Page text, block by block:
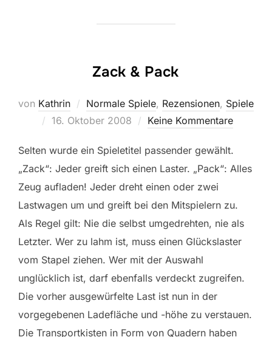
Zack & Pack
von Kathrin Normale Spiele, Rezensionen, Spiele
Veröffentlicht
16. Oktober 2008 Keine Kommentare
Selten wurde ein Spieletitel passender gewählt.
„Zack“: Jeder greift sich einen Laster. „Pack“: Alles
Zeug aufladen! Jeder dreht einen oder zwei
Lastwagen um und greift bei den Mitspielern zu.
Als Regel gilt: Nie die selbst umgedrehten, nie als
Letzter. Wer zu lahm ist, muss einen Glückslaster
vom Stapel ziehen. Wer mit der Auswahl
unglücklich ist, darf ebenfalls verdeckt zugreifen.
Die vorher ausgewürfelte Last ist nun in der
vorgegebenen Ladefläche und -höhe zu verstauen.
Die Transportkisten in Form von Quadern haben